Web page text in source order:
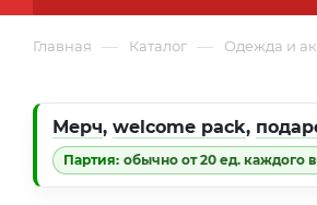
Главная — Каталог — Одежда и
Мерч, welcome pack,
Партия: обычно от 20 ед. каждого